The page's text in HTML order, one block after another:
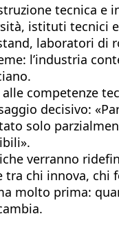
tecnica e
istituti tecnici
laboratori di
l’industria
competenze
decisivo:
solo
verranno
chi innova, chi
molto prima: